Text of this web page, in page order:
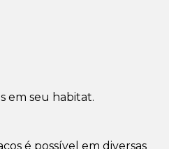
em seu habitat.
é possível em diversas